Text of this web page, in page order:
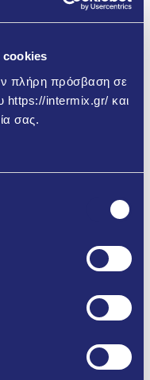
cookies
πλήρη πρόσβαση σε
https://intermix.gr/ και
σας.
σε
βιώσιμη δόμηση